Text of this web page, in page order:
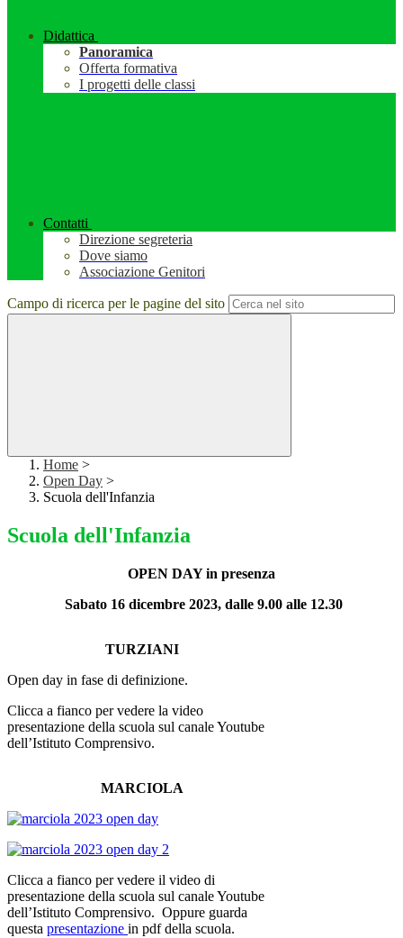
Didattica
Panoramica
Offerta formativa
I progetti delle classi
Contatti
Direzione segreteria
Dove siamo
Associazione Genitori
Campo di ricerca per le pagine del sito
Home >
Open Day >
Scuola dell'Infanzia
Scuola dell'Infanzia
OPEN DAY in presenza
Sabato 16 dicembre 2023, dalle 9.00 alle 12.30
TURZIANI
Open day in fase di definizione.
Clicca a fianco per vedere la video
presentazione della scuola sul canale Youtube
dell’Istituto Comprensivo.
MARCIOLA
Clicca a fianco per vedere il video di
presentazione della scuola sul canale Youtube
dell’Istituto Comprensivo. Oppure guarda
questa presentazione in pdf della scuola.